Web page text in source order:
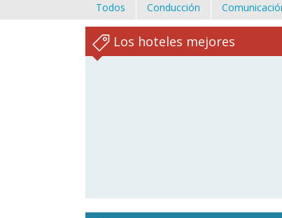
Todos Conducción
Los hoteles mejores